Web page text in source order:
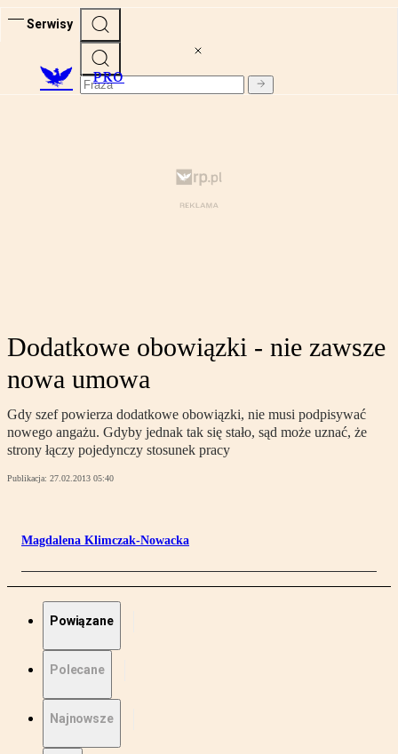
Serwisy
PRO
Dodatkowe obowiązki - nie zawsze
nowa umowa
Gdy szef powierza dodatkowe obowiązki, nie musi podpisywać
nowego angażu. Gdyby jednak tak się stało, sąd może uznać, że
strony łączy pojedynczy stosunek pracy
Publikacja: 27.02.2013 05:40
Magdalena Klimczak-Nowacka
Powiązane
Polecane
Najnowsze